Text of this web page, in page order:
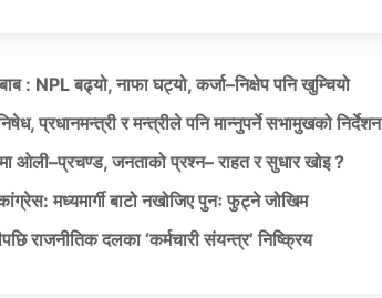
: NPL बढ्यो, नाफा घट्यो, कर्जा–निक्षेप पनि खुम्चियो
प्रधानमन्त्री र मन्त्रीले पनि मान्नुपर्ने सभामुखको निर्देशन
ओली–प्रचण्ड, जनताको प्रश्न– राहत र सुधार खोइ ?
मध्यमार्गी बाटो नखोजिए पुनः फुट्ने जोखिम
राजनीतिक दलका ‘कर्मचारी संयन्त्र’ निष्क्रिय